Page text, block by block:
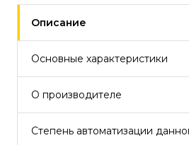
Описание
Основные характеристики
О производителе
Степень автоматизации